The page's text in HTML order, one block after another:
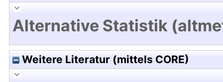
Alternative Statistik
Weitere Literatur (mittels CORE)